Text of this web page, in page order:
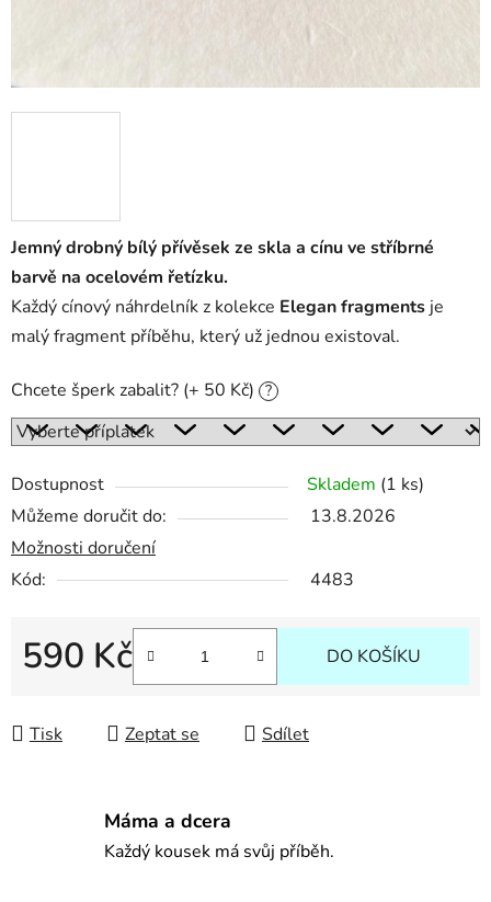
Jemný drobný bílý přívěsek ze skla a cínu ve stříbrné
barvě na ocelovém řetízku.
Každý cínový náhrdelník z kolekce Elegan fragments je
malý fragment příběhu, který už jednou existoval.
Chcete šperk zabalit? (+ 50 Kč) ?
Dostupnost Skladem (1 ks)
Můžeme doručit do:
13.8.2026
Možnosti doručení
Kód:
4483
590 Kč DO KOŠÍKU
Tisk Zeptat se Sdílet
Máma a dcera
Každý kousek má svůj příběh.